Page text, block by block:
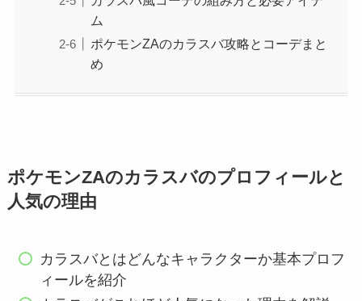
ム
ポケモンZAのカラスバ攻略とコーデまと
め
ポケモンZAのカラスバのプロフィールと
人気の理由
カラスバとはどんなキャラクターか基本プロフ
ィールを紹介